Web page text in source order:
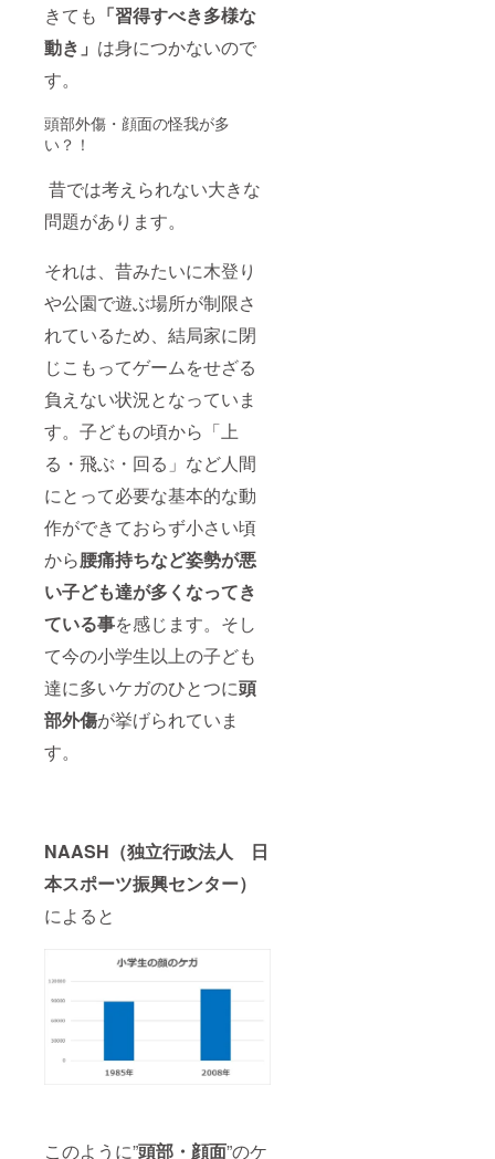
きても 「習得すべき多様な
動き」 は身につかないので
す。
頭部外傷・顔面の怪我が多
い？！
昔では考えられない大きな
問題があります。
それは、昔みたいに木登り
や公園で遊ぶ場所が制限さ
れているため、結局家に閉
じこもってゲームをせざる
負えない状況となっていま
す。子どもの頃から「上
る・飛ぶ・回る」など人間
にとって必要な基本的な動
作ができておらず小さい頃
から腰痛持ちなど姿勢が悪
い子ども達が多くなってき
ている事を感じます。そし
て今の小学生以上の子ども
達に多いケガのひとつに頭
部外傷が挙げられていま
す。
NAASH （独立行政法人 日
本スポーツ振興センター）
によると
このように”頭部・顔面”のケ